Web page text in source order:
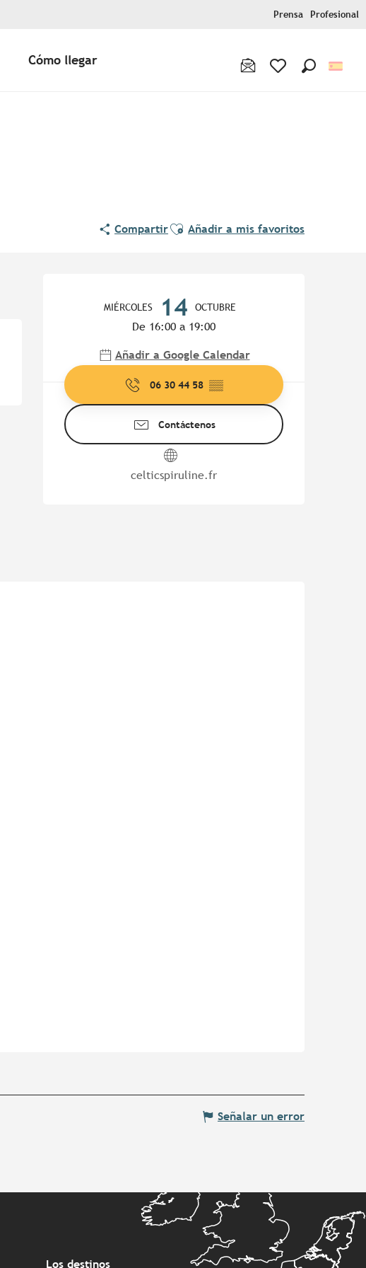
Prensa Profesional
Cómo llegar
CompartirAjouter aux favoris
Añadir a mis favoritos
MIÉRCOLES 14 OCTUBRE
De 16:00 a 19:00
Añadir a Google Calendar
06 30 44 58 ▒▒
Contáctenos
celticspiruline.fr
Señalar un error
Los destinos